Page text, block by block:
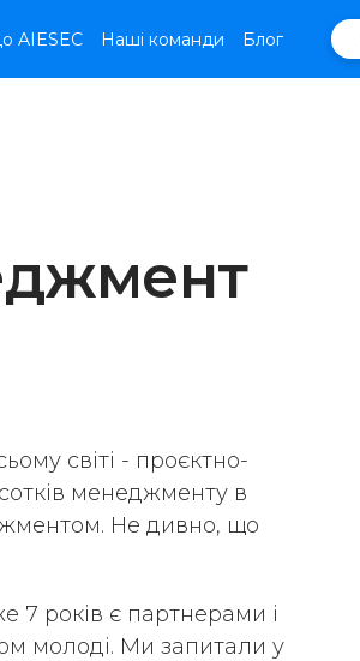
AIESEC Наші команди Блог
світі - проєктно-
менеджменту в
Не дивно, що
7 років є партнерами і
молоді. Ми запитали у